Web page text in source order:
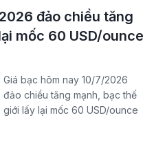
đảo chiều tăng
mốc 60 USD/ounce
Giá bạc hôm nay 10/7/2026
đảo chiều tăng mạnh, bạc thế
giới lấy lại mốc 60 USD/ounce